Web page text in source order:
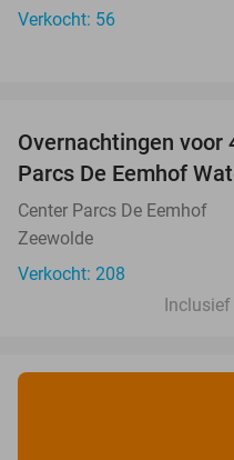
Verkocht: 56
Overnachtingen voor
Parcs De Eemhof
Center Parcs De Eemhof
Zeewolde
Verkocht: 208